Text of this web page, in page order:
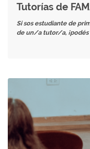
Tutorías de
Si sos estudiante de
de un/a tutor/a, ¡podés